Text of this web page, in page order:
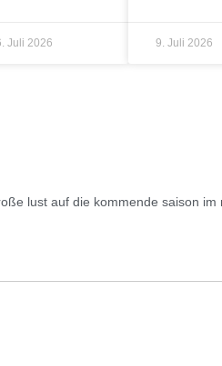
Juli 2026 9. Juli 2026
lust auf die kommende saison